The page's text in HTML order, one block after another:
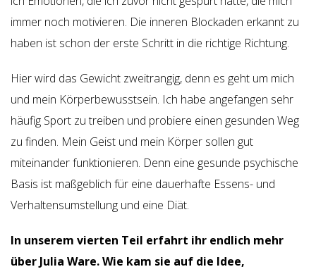
immer noch motivieren. Die inneren Blockaden erkannt zu
haben ist schon der erste Schritt in die richtige Richtung.
Hier wird das Gewicht zweitrangig, denn es geht um mich
und mein Körperbewusstsein. Ich habe angefangen sehr
häufig Sport zu treiben und probiere einen gesunden Weg
zu finden. Mein Geist und mein Körper sollen gut
miteinander funktionieren. Denn eine gesunde psychische
Basis ist maßgeblich für eine dauerhafte Essens- und
Verhaltensumstellung und eine Diät.
In unserem vierten Teil erfahrt ihr endlich mehr
über Julia Ware. Wie kam sie auf die Idee,